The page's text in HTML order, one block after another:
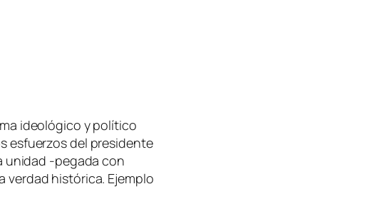
ideológico y político
esfuerzos del presidente
unidad -pegada con
verdad histórica. Ejemplo